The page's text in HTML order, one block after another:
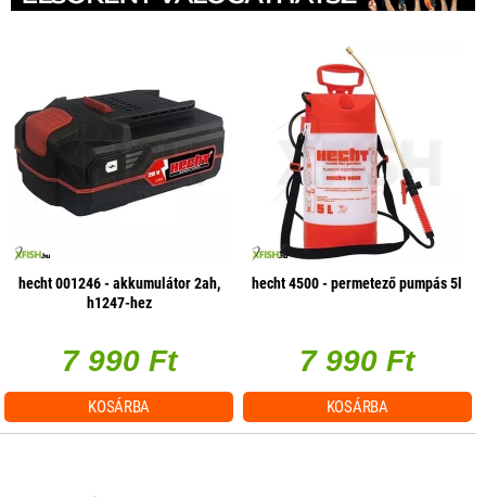
hecht 001246 - akkumulátor 2ah,
h1247-hez
7 990 Ft
KOSÁRBA
hecht 4500 - permetező pumpás 5l
7 990 Ft
KOSÁRBA